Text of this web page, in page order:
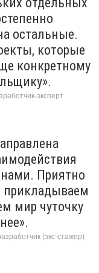
остальные.
которые
конкретному
эксперт
Приятно
прикладываем
мир чуточку
(экс-стажер)